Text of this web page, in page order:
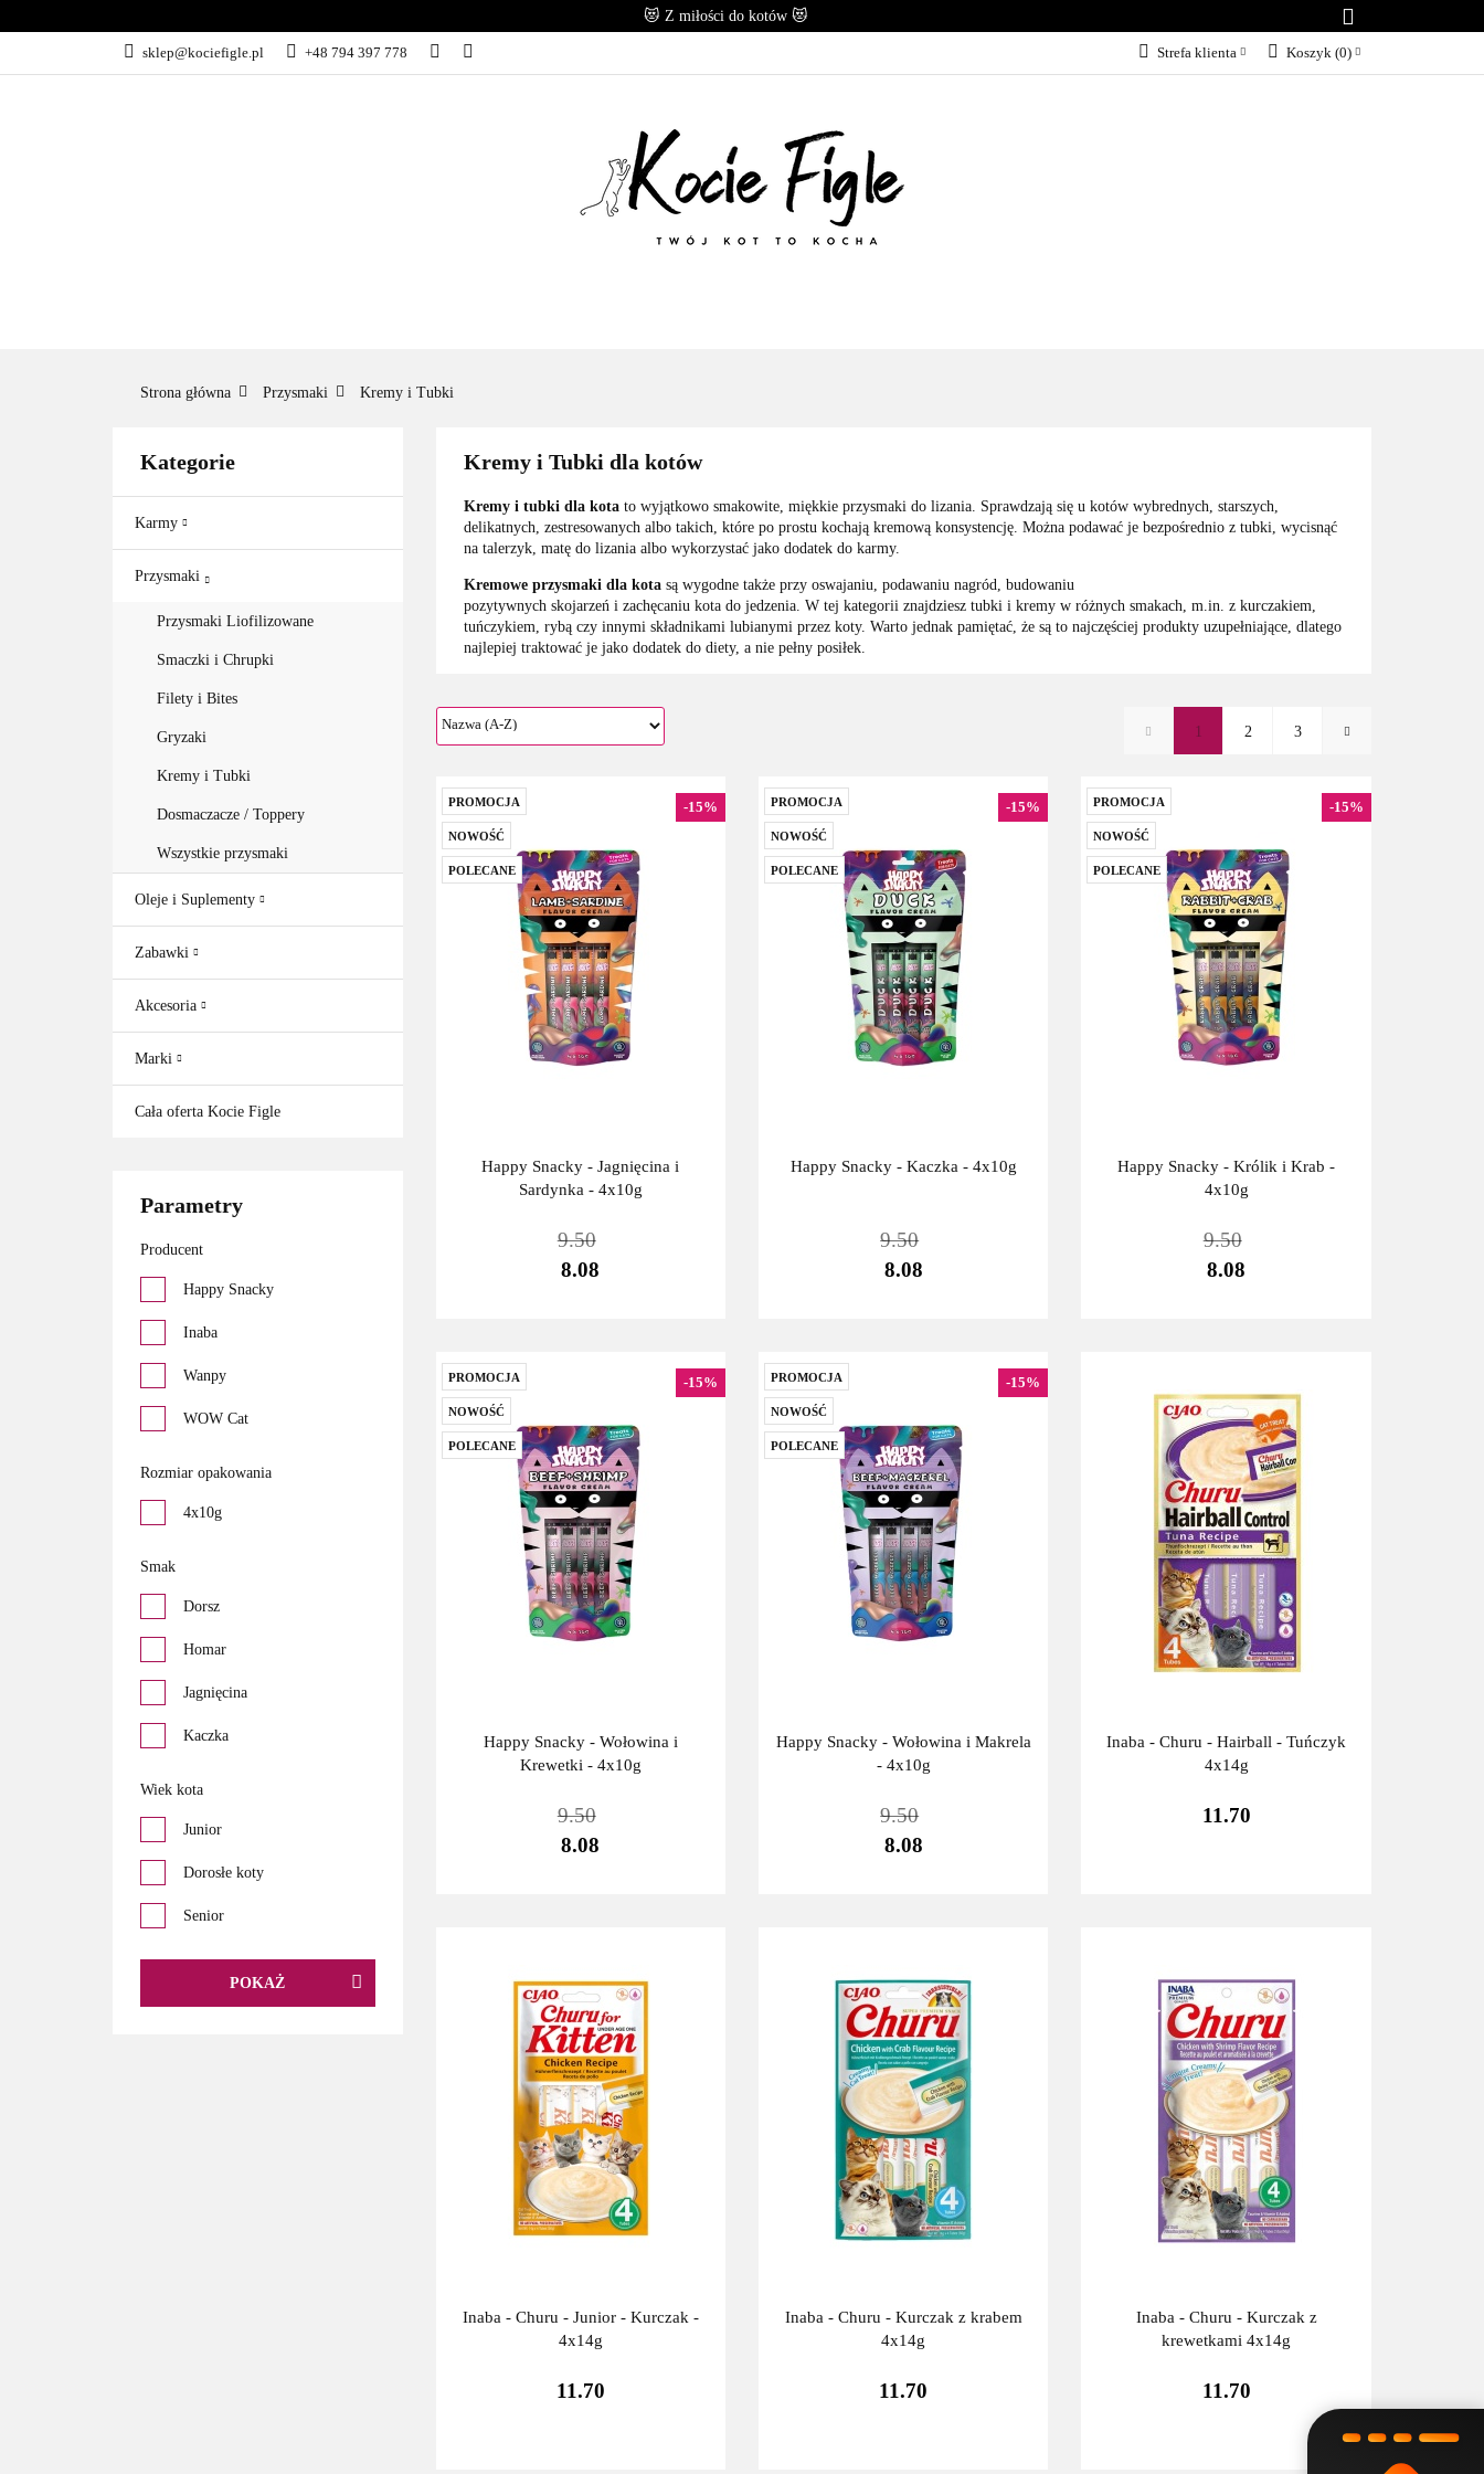
😻 Z miłości do kotów 😻
sklep@kociefigle.pl +48 794 397 778 Strefa klienta Koszyk (0)
NOWOŚCI PROMOCJE POLECANE KARMY PRZYSMAKI B.A.R.F
Strona główna Przysmaki Kremy i Tubki
Kategorie
Karmy
Przysmaki
Przysmaki Liofilizowane
Smaczki i Chrupki
Filety i Bites
Gryzaki
Kremy i Tubki
Dosmaczacze / Toppery
Wszystkie przysmaki
Oleje i Suplementy
Zabawki
Akcesoria
Marki
Cała oferta Kocie Figle
Parametry
Producent
Happy Snacky
Inaba
Wanpy
WOW Cat
Rozmiar opakowania
4x10g
Smak
Dorsz
Homar
Jagnięcina
Kaczka
Krewetki
Królik
Kurczak
Wiek kota
Junior
Dorosłe koty
Senior
POKAŻ
Kremy i Tubki dla kotów
Kremy i tubki dla kotato wyjątkowo smakowite, miękkie przysmaki do lizania. Sprawdzają się u kotów wybrednych, starszych,
delikatnych, zestresowanych albo takich, które po prostu kochają kremową konsystencję. Można podawać je bezpośrednio z tubki, wycisnąć
na talerzyk, matę do lizania albo wykorzystać jako dodatek do karmy.
Kremowe przysmaki dla kotasą wygodne także przy oswajaniu, podawaniu nagród, budowaniu
pozytywnych skojarzeń i zachęcaniu kota do jedzenia. W tej kategorii znajdziesz tubki i kremy w różnych smakach, m.in. z kurczakiem,
tuńczykiem, rybą czy innymi składnikami lubianymi przez koty. Warto jednak pamiętać, że są to najczęściej produkty uzupełniające, dlatego
najlepiej traktować je jako dodatek do diety, a nie pełny posiłek.
1 2 3
PROMOCJA
NOWOŚĆ
POLECANE
Happy Snacky - Jagnięcina i
Sardynka - 4x10g
9.50
-15%
8.08
PROMOCJA
NOWOŚĆ
POLECANE
Happy Snacky - Kaczka - 4x10g
9.50
-15%
8.08
PROMOCJA
NOWOŚĆ
POLECANE
Happy Snacky - Królik i Krab -
4x10g
9.50
-15%
8.08
PROMOCJA
NOWOŚĆ
POLECANE
Happy Snacky - Wołowina i
Krewetki - 4x10g
9.50
-15%
8.08
PROMOCJA
NOWOŚĆ
POLECANE
Happy Snacky - Wołowina i Makrela
- 4x10g
9.50
-15%
8.08
Inaba - Churu - Hairball - Tuńczyk
4x14g
11.70
Inaba - Churu - Junior - Kurczak -
4x14g
11.70
Inaba - Churu - Kurczak z krabem
4x14g
11.70
Inaba - Churu - Kurczak z
krewetkami 4x14g
11.70